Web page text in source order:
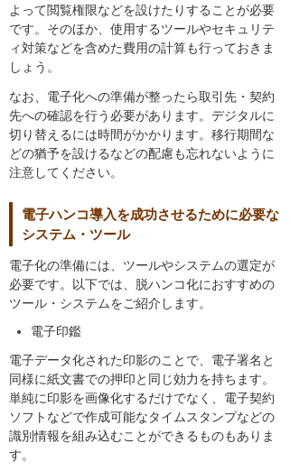
よって閲覧権限などを設けたりすることが必要
です。そのほか、使用するツールやセキュリテ
ィ対策などを含めた費用の計算も行っておきま
しょう。
なお、電子化への準備が整ったら取引先・契約
先への確認を行う必要があります。デジタルに
切り替えるには時間がかかります。移行期間な
どの猶予を設けるなどの配慮も忘れないように
注意してください。
電子ハンコ導入を成功させるために必要な
システム・ツール
電子化の準備には、ツールやシステムの選定が
必要です。以下では、脱ハンコ化におすすめの
ツール・システムをご紹介します。
電子印鑑
電子データ化された印影のことで、電子署名と
同様に紙文書での押印と同じ効力を持ちます。
単純に印影を画像化するだけでなく、電子契約
ソフトなどで作成可能なタイムスタンプなどの
識別情報を組み込むことができるものもありま
す。